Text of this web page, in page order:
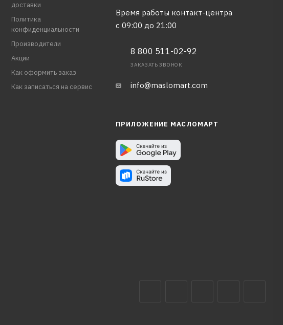
доставки
Политика
конфиденциальности
Производители
Акции
Как оформить заказ
Как записаться на сервис
Время работы контакт-центра
с 09:00 до 21:00
8 800 511-02-92
ЗАКАЗАТЬ ЗВОНОК
info@maslomart.com
ПРИЛОЖЕНИЕ МАСЛОМАРТ